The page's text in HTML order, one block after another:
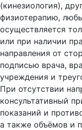
(кинезиология),
физиотерапию,
осуществляется
или при наличии
направления от
подписью врача,
учреждения и
При отсутствии
консультативный
показаний и
а также объёмов и